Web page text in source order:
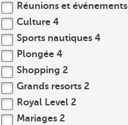
Réunions et événements
Culture 4
Sports nautiques 4
Plongée 4
Shopping 2
Grands resorts 2
Royal Level 2
Mariages 2